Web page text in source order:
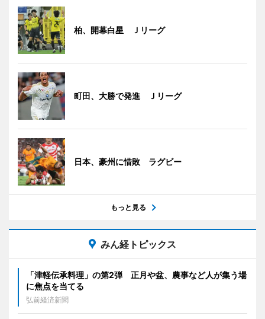
柏、開幕白星 Ｊリーグ
町田、大勝で発進 Ｊリーグ
日本、豪州に惜敗 ラグビー
もっと見る
みん経トピックス
「津軽伝承料理」の第2弾 正月や盆、農事など人が集う場
に焦点を当てる
弘前経済新聞